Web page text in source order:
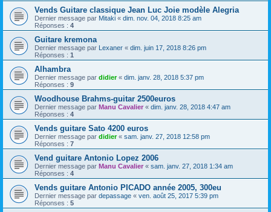
Vends Guitare classique Jean Luc Joie modèle Alegria
Dernier message par Mitaki « dim. nov. 04, 2018 8:25 am
Réponses : 4
Guitare kremona
Dernier message par Lexaner « dim. juin 17, 2018 8:26 pm
Réponses : 1
Alhambra
Dernier message par didier« dim. janv. 28, 2018 5:37 pm
Réponses : 9
Woodhouse Brahms-guitar 2500euros
Dernier message par Manu Cavalier « dim. janv. 28, 2018 4:47 am
Réponses : 4
Vends guitare Sato 4200 euros
Dernier message par didier« sam. janv. 27, 2018 12:58 pm
Réponses : 7
Vend guitare Antonio Lopez 2006
Dernier message par Manu Cavalier « sam. janv. 27, 2018 1:34 am
Réponses : 4
Vends guitare Antonio PICADO année 2005, 300eu
Dernier message par depassage « ven. août 25, 2017 5:39 pm
Réponses : 5